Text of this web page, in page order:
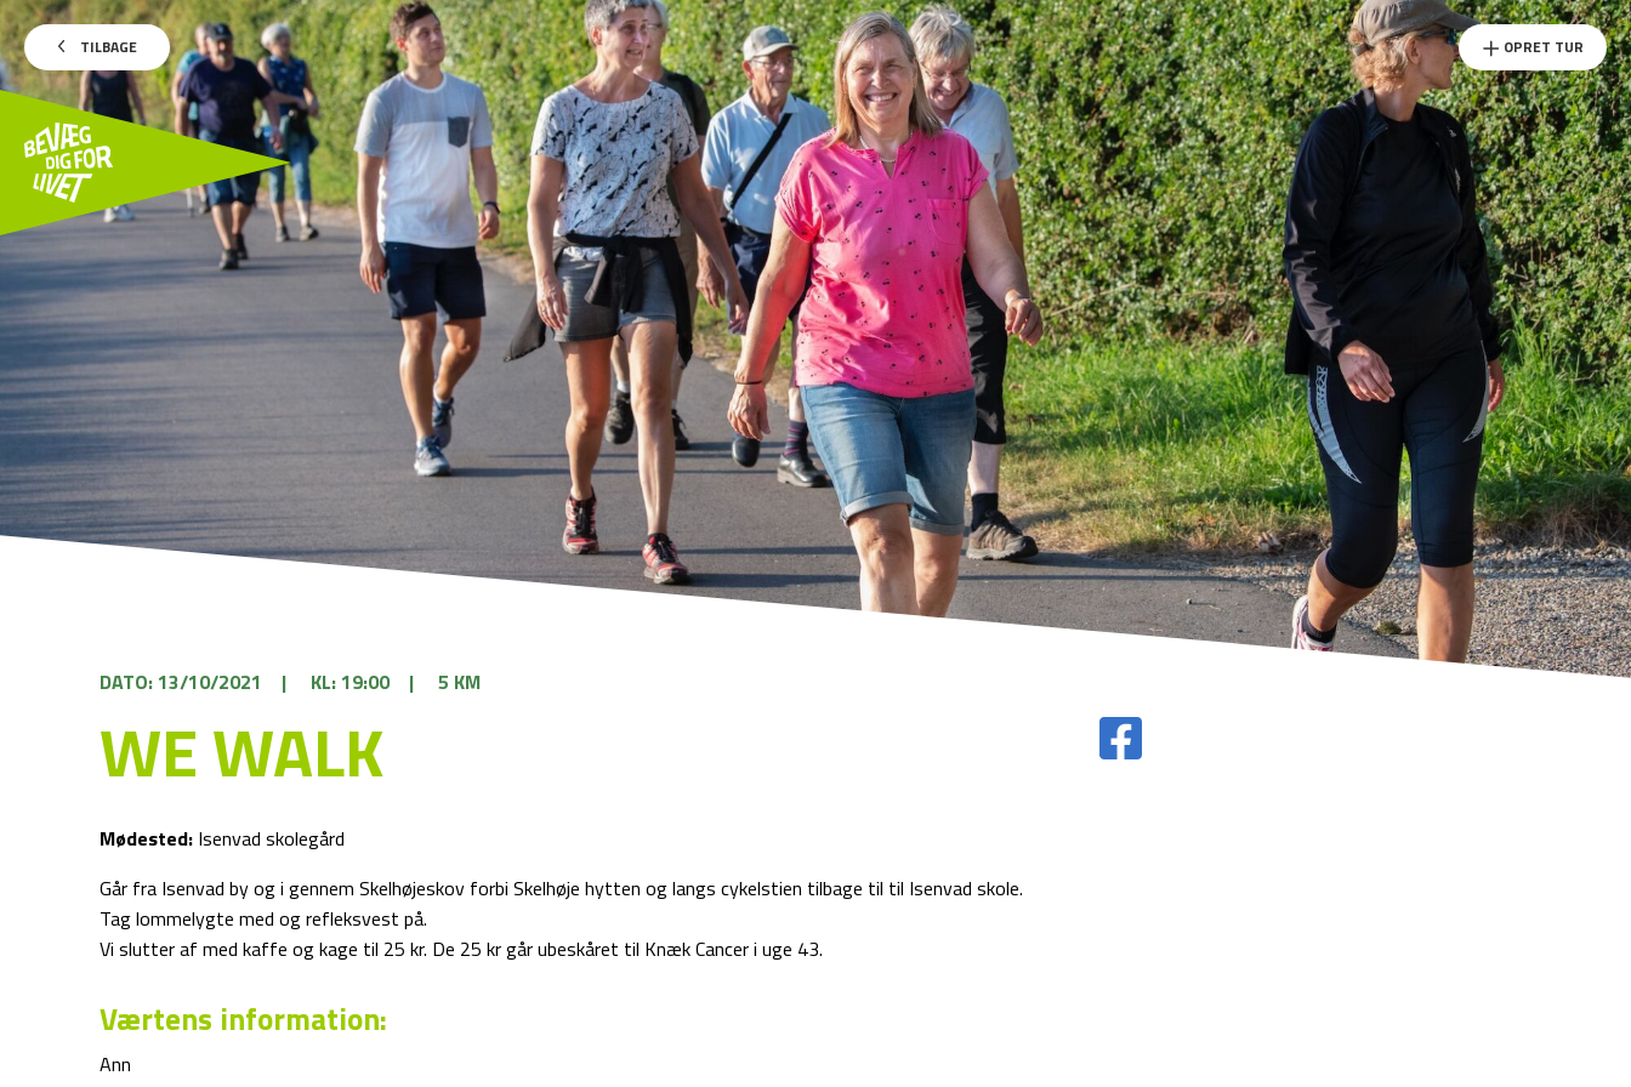
TILBAGE OPRET TUR
DATO: 13/10/2021 | KL: 19:00 | 5 KM
WE WALK
Mødested: Isenvad skolegård
Går fra Isenvad by og i gennem Skelhøjeskov forbi Skelhøje hytten og langs cykelstien tilbage til til Isenvad skole.
Tag lommelygte med og refleksvest på.
Vi slutter af med kaffe og kage til 25 kr. De 25 kr går ubeskåret til Knæk Cancer i uge 43.
Værtens information:
Ann